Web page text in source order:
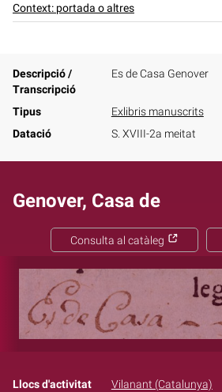
Context: portada o altres
Descripció /
Transcripció
Es de Casa Genover
Tipus
Exlibris manuscrits
Datació
S. XVIII-2a meitat
Genover, Casa de
Consulta al catàleg
Llocs d'activitat
Vilanant (Catalunya)